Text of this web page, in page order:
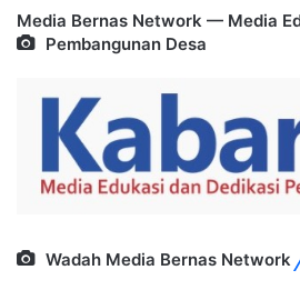
Media Bernas Network — Media
Pembangunan Desa
Wadah Media Bernas Network